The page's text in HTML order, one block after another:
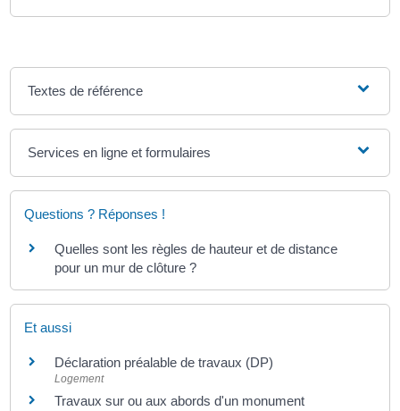
Textes de référence
Services en ligne et formulaires
Questions ? Réponses !
Quelles sont les règles de hauteur et de distance
pour un mur de clôture ?
Et aussi
Déclaration préalable de travaux (DP)
Logement
Travaux sur ou aux abords d'un monument